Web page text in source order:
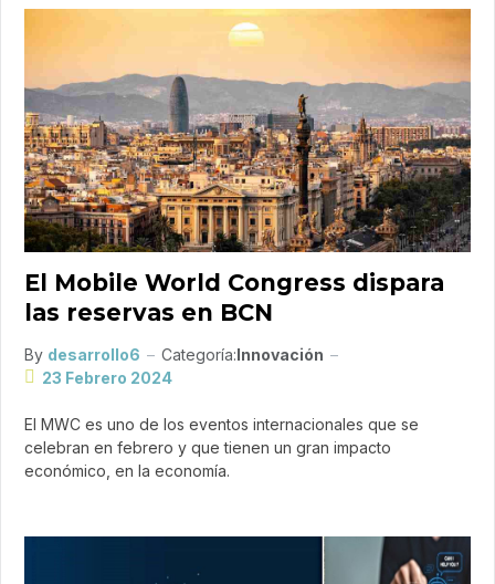
El Mobile World Congress dispara
las reservas en BCN
By desarrollo6 Categoría:Innovación
23 Febrero 2024
El MWC es uno de los eventos internacionales que se
celebran en febrero y que tienen un gran impacto
económico, en la economía.